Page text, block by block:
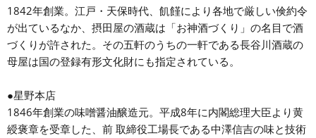
1842年創業。江戸・天保時代、飢饉により各地で厳しい倹約令
が出ているなか、摂田屋の酒蔵は「お神酒づくり」の名目で酒
づくりが許された。その五軒のうちの一軒である長谷川酒蔵の
母屋は国の登録有形文化財にも指定されている。
●星野本店
1846年創業の味噌醤油醸造元。平成8年に内閣総理大臣より黄
綬褒章を受章した、前 取締役工場長である中澤信吉の味と技術